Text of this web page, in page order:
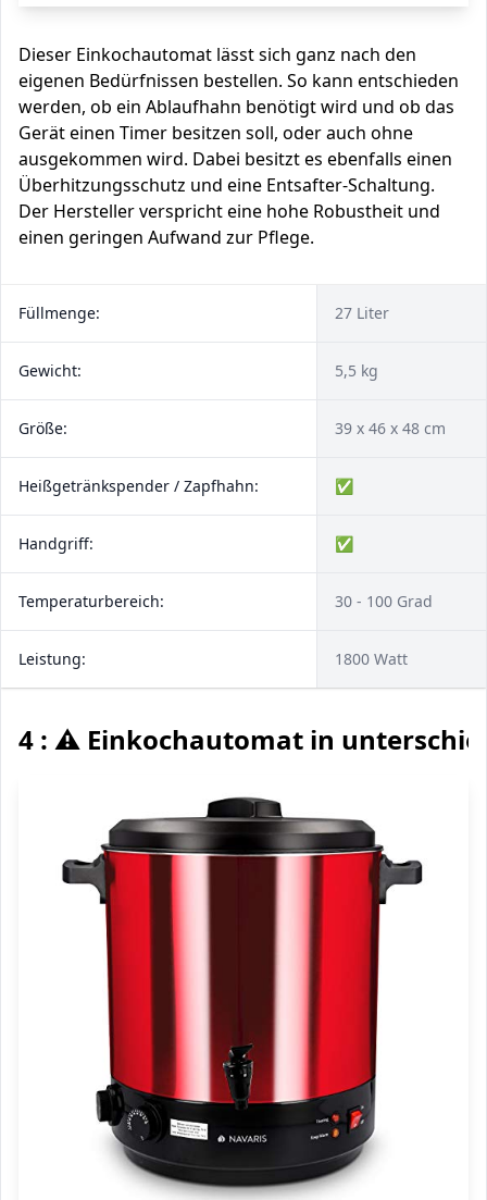
Dieser Einkochautomat lässt sich ganz nach den
eigenen Bedürfnissen bestellen. So kann entschieden
werden, ob ein Ablaufhahn benötigt wird und ob das
Gerät einen Timer besitzen soll, oder auch ohne
ausgekommen wird. Dabei besitzt es ebenfalls einen
Überhitzungsschutz und eine Entsafter-Schaltung.
Der Hersteller verspricht eine hohe Robustheit und
einen geringen Aufwand zur Pflege.
Füllmenge: 27 Liter
Gewicht: 5,5 kg
Größe: 39 x 46 x 48 cm
Heißgetränkspender / Zapfhahn: ✅
Handgriff: ✅
Temperaturbereich: 30 - 100 Grad
Leistung: 1800 Watt
4 : ⚠️ Einkochautomat in